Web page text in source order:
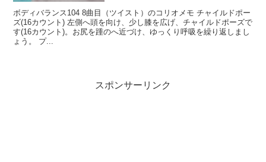
ボディバランス104 8曲目（ツイスト）のコリオメモ チャイルドポー
ズ(16カウント) 左側へ頭を向け、少し膝を広げ、チャイルドポーズで
す(16カウント)。お尻を踵のへ近づけ、ゆっくり呼吸を繰り返しまし
ょう。 プ...
スポンサーリンク